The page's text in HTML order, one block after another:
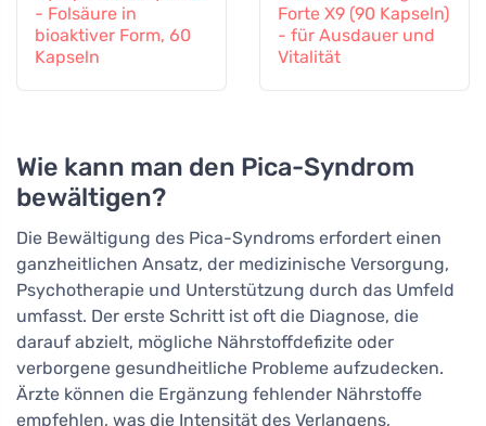
- Folsäure in
bioaktiver Form, 60
Kapseln
Forte X9 (90 Kapseln)
- für Ausdauer und
Vitalität
Wie kann man den Pica-Syndrom
bewältigen?
Die Bewältigung des Pica-Syndroms erfordert einen
ganzheitlichen Ansatz, der medizinische Versorgung,
Psychotherapie und Unterstützung durch das Umfeld
umfasst. Der erste Schritt ist oft die Diagnose, die
darauf abzielt, mögliche Nährstoffdefizite oder
verborgene gesundheitliche Probleme aufzudecken.
Ärzte können die Ergänzung fehlender Nährstoffe
empfehlen, was die Intensität des Verlangens,